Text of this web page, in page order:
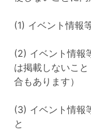
(1) イベント情報
(2) イベント情報
は掲載しないこ
合もあります）
(3) イベント情報
と